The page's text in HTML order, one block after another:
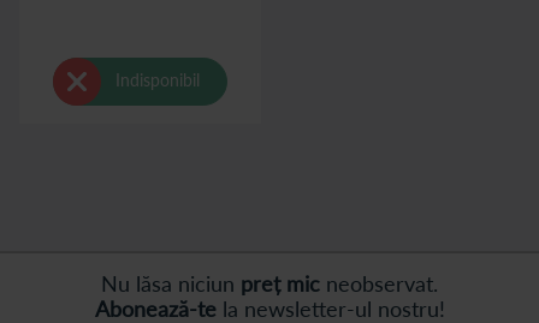
Indisponibil
Nu lăsa niciun preț mic neobservat.
Abonează-tela newsletter-ul nostru!